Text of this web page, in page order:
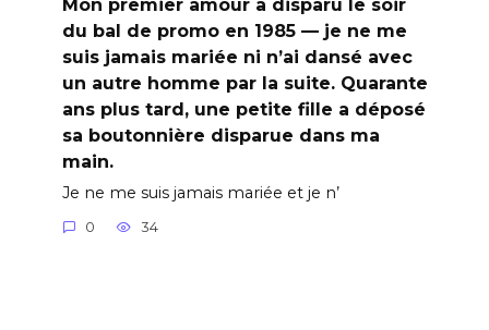
Mon premier amour a disparu le soir
du bal de promo en 1985 — je ne me
suis jamais mariée ni n’ai dansé avec
un autre homme par la suite. Quarante
ans plus tard, une petite fille a déposé
sa boutonnière disparue dans ma
main.
Je ne me suis jamais mariée et je n’
0 34